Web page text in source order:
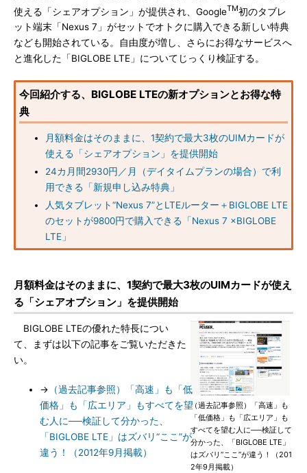
使える「シェアオプション」が提供され、GoogleTM初のタブレ
ット端末「Nexus 7」がセットでオトクに購入できる新しい特典
なども開始されている。自由度が増し、さらにお得なサービスへ
と進化した「BIGLOBE LTE」についてじっくり検証する。
今回紹介する、BIGLOBE LTEの新オプションとお得な特
典
月額料金はそのままに、1契約で最大3枚のUIMカードが
使える「シェアオプション」を提供開始
24カ月間2930円／月（デイタイムプランの場合）で利
用できる「新規申し込み特典」
人気タブレット“Nexus 7”とLTEルーター＋BIGLOBE LTE
のセットが9800円で購入できる「Nexus 7 ×BIGLOBE
LTE」
月額料金はそのままに、1契約で最大3枚のUIMカードが使え
る「シェアオプション」を提供開始
（過去記事参照）「高速」も
「低価格」も「広エリア」も
すべてを望む人に──検証して
分かった、「BIGLOBE LTE」
はズバリ“ここ”が違う！（201
2年9月掲載）
BIGLOBE LTEの優れた特長につい
て、まずは以下の記事をご覧いただきた
い。
→ （過去記事参照）「高速」も「低
価格」も「広エリア」もすべてを望
む人に──検証して分かった、
「BIGLOBE LTE」はズバリ“ここ”が
違う！（2012年9月掲載）